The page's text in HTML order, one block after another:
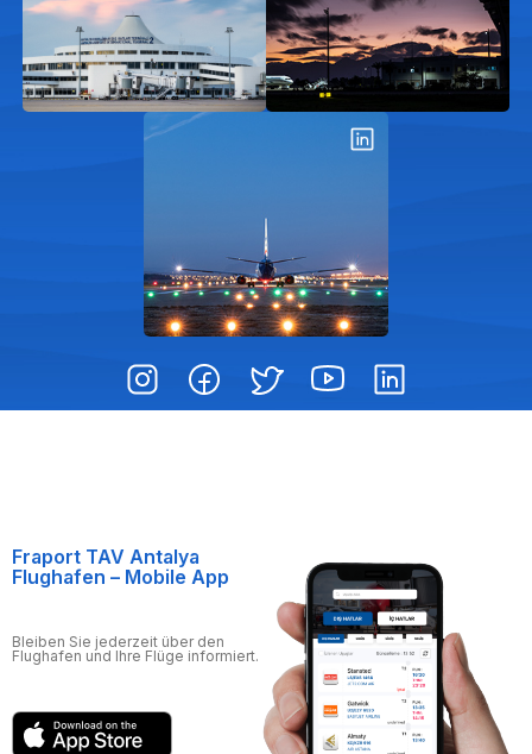
Fraport TAV Antalya
Flughafen – Mobile App
Bleiben Sie jederzeit über den
Flughafen und Ihre Flüge informiert.